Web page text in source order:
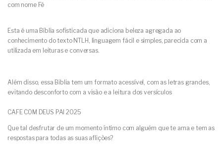
com nome Fé
Esta é uma Bíblia sofisticada que adiciona beleza agregada ao
conhecimento do texto NTLH, linguagem fácil e simples, parecida com a
utilizada em leituras e conversas.
Além disso, essa Biblia tem um formato acessível, com as letras grandes,
evitando desconforto com a visão e a leitura dos versículos
CAFE COM DEUS PAI 2025
Que tal desfrutar de um momento íntimo com alguém que te ama e tem as
respostas para todas as suas aflições?